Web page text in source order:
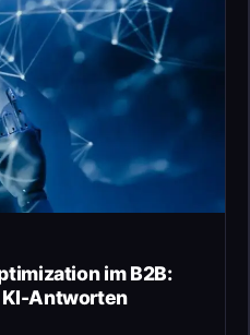
im B2B:
KI-Antworten